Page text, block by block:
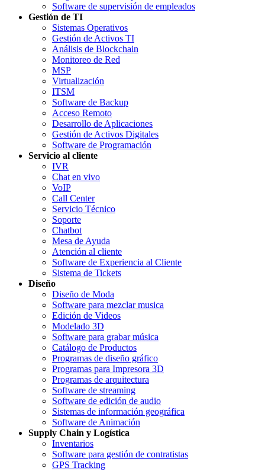
Software de supervisión de empleados
Gestión de TI
Sistemas Operativos
Gestión de Activos TI
Análisis de Blockchain
Monitoreo de Red
MSP
Virtualización
ITSM
Software de Backup
Acceso Remoto
Desarrollo de Aplicaciones
Gestión de Activos Digitales
Software de Programación
Servicio al cliente
IVR
Chat en vivo
VoIP
Call Center
Servicio Técnico
Soporte
Chatbot
Mesa de Ayuda
Atención al cliente
Software de Experiencia al Cliente
Sistema de Tickets
Diseño
Diseño de Moda
Software para mezclar musica
Edición de Videos
Modelado 3D
Software para grabar música
Catálogo de Productos
Programas de diseño gráfico
Programas para Impresora 3D
Programas de arquitectura
Software de streaming
Software de edición de audio
Sistemas de información geográfica
Software de Animación
Supply Chain y Logística
Inventarios
Software para gestión de contratistas
GPS Tracking